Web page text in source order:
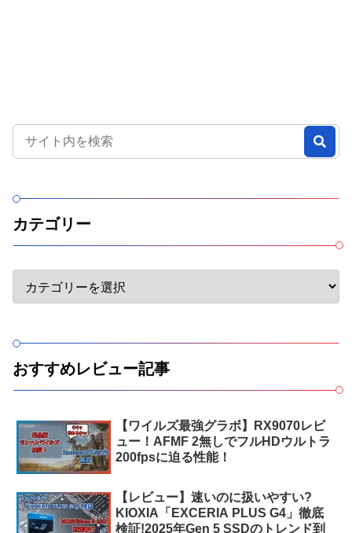
カテゴリー
おすすめレビュー記事
【ワイルズ最強グラボ】RX9070レビ
ュー！AFMF 2無しでフルHDウルトラ
200fpsに迫る性能！
【レビュー】速いのに扱いやすい?
KIOXIA「EXCERIA PLUS G4」徹底
検証!2025年Gen 5 SSDのトレンド到